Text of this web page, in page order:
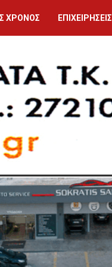
ΧΡΟΝΟΣ ΕΠΙΧΕΙΡΗΣΕΙΣ